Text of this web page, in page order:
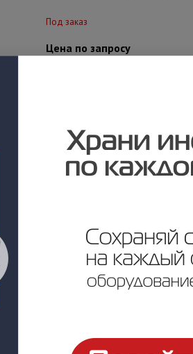
Под заказ
Цена по запросу